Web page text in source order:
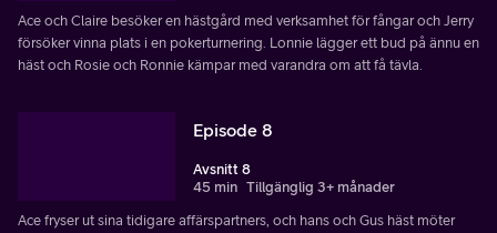
Ace och Claire besöker en hästgård med verksamhet för fångar och Jerry
försöker vinna plats i en pokerturnering. Lonnie lägger ett bud på ännu en
häst och Rosie och Ronnie kämpar med varandra om att få tävla.
Episode 8
Avsnitt 8
45 min Tillgänglig 3+ månader
Ace fryser ut sina tidigare affärspartners, och hans och Gus häst möter